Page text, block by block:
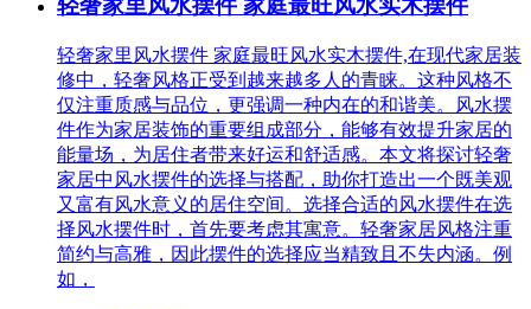
轻奢家里风水摆件 家庭最旺风水实木摆件
轻奢家里风水摆件 家庭最旺风水实木摆件,在现代家居装
修中，轻奢风格正受到越来越多人的青睐。这种风格不
仅注重质感与品位，更强调一种内在的和谐美。风水摆
件作为家居装饰的重要组成部分，能够有效提升家居的
能量场，为居住者带来好运和舒适感。本文将探讨轻奢
家居中风水摆件的选择与搭配，助你打造出一个既美观
又富有风水意义的居住空间。选择合适的风水摆件在选
择风水摆件时，首先要考虑其寓意。轻奢家居风格注重
简约与高雅，因此摆件的选择应当精致且不失内涵。例
如，